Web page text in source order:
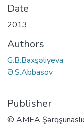
Date
2013
Authors
G.B.Baxşəliyeva
Ə.S.Abbasov
Publisher
© AMEA